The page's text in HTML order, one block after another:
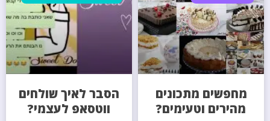
מחפשים מתכונים
מהירים וטעימים?
הסבר לאיך שולחים
ווטסאפ לעצמי?